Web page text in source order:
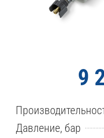
9
Давление, бар